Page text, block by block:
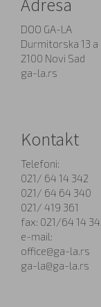
DOO GA-LA
Durmitorska 13 a
2100 Novi Sad
ga-la.rs
Kontakt
Telefoni:
021/ 64 14 342
021/ 64 64 340
021/ 419 361
fax: 021/64 14
e-mail:
office@ga-la.rs
ga-la@ga-la.rs